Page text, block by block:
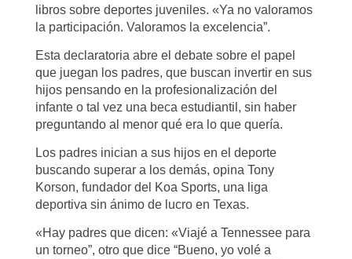
libros sobre deportes juveniles. «Ya no valoramos
la participación. Valoramos la excelencia”.
Esta declaratoria abre el debate sobre el papel
que juegan los padres, que buscan invertir en sus
hijos pensando en la profesionalización del
infante o tal vez una beca estudiantil, sin haber
preguntando al menor qué era lo que quería.
Los padres inician a sus hijos en el deporte
buscando superar a los demás, opina Tony
Korson, fundador del Koa Sports, una liga
deportiva sin ánimo de lucro en Texas.
«Hay padres que dicen: «Viajé a Tennessee para
un torneo”, otro que dice “Bueno, yo volé a